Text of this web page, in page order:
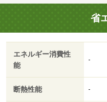
ボックス／閑静な住宅地
／ＩＨクッキングヒータ
バス／全居室洋室／ウォ
／単身者相談／二人入居
ホール／クッションフロ
不要／浄水器／浴室に窓
ー／浴室未使用／トイレ
省
エネルギー消費性
能
-
断熱性能 -